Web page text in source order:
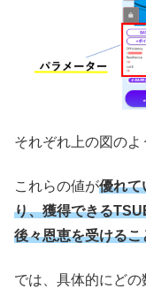
それぞれ上の図のよ
これらの値が優れて
り、獲得できる
後々恩恵を受けるこ
では、具体的にど